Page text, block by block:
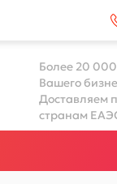
Более 20
Вашего
Доставляем
странам